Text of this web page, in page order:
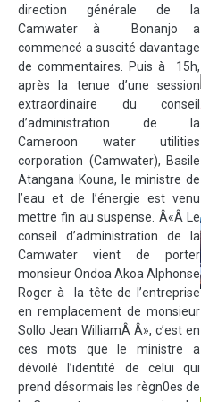
direction générale de la
Camwater à Bonanjo a
commencé a suscité davantage
de commentaires. Puis à 15h,
après la tenue d’une session
extraordinaire du conseil
d’administration de la
Cameroon water utilities
corporation (Camwater), Basile
Atangana Kouna, le ministre de
l’eau et de l’énergie est venu
mettre fin au suspense. Â«Â Le
conseil d’administration de la
Camwater vient de porter
monsieur Ondoa Akoa Alphonse
Roger à la tête de l’entreprise
en remplacement de monsieur
Sollo Jean WilliamÂ Â», c’est en
ces mots que le ministre a
dévoilé l’identité de celui qui
prend désormais les règn0es de